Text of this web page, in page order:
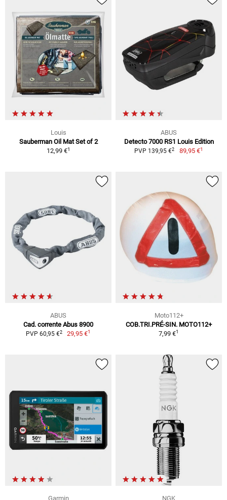
Louis
Sauberman Oil Mat Set of 2
12,99 €1
ABUS
Detecto 7000 RS1 Louis Edition
PVP 139,95 €2 89,95 €1
ABUS
Cad. corrente Abus 8900
PVP 60,95 €2 29,95 €1
Moto112+
COB.TRI.PRÉ-SIN. MOTO112+
7,99 €1
Garmin NGK